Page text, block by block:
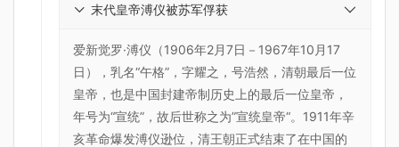
末代皇帝溥仪被苏军俘获
爱新觉罗·溥仪（1906年2月7日－1967年10月17
日），乳名“午格”，字耀之，号浩然，清朝最后一位
皇帝，也是中国封建帝制历史上的最后一位皇帝，
年号为“宣统”，故后世称之为”宣统皇帝“。1911年辛
亥革命爆发溥仪逊位，清王朝正式结束了在中国的